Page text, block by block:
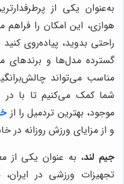
به‌عنوان یکی از
هوازی، این امکان را
راحتی بدوید، پیاده‌روی
گسترده مدل‌ها و برندهای
مناسب می‌تواند
شما کمک می‌کنیم تا با در
موجود، بهترین تردمیل را از
و از مزایای ورزش روزانه در
جیم لند، به عنوان یکی از
تجهیزات ورزشی در